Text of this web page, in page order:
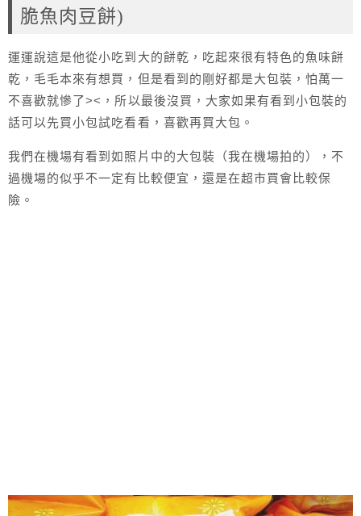
脆魚肉豆餅)
運運說這是他從小吃到大的餅乾，吃起來很有特色的魚味餅
乾，毛毛本來有想買，但是看到的剛好都是大包裝，怕萬一
不喜歡就慘了><，所以最後沒買，大家如果有看到小包裝的
話可以先買小包試吃看看，喜歡再買大包。
我們在機場有看到如照片中的大包裝（我在機場拍的），不
過機場的似乎不一定有比較便宜，還是在超市買會比較保
險。